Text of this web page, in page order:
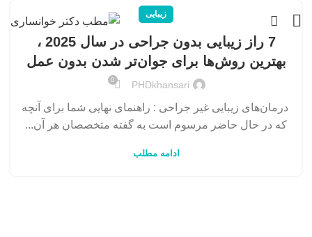
زیبایی
7 راز زیبایی بدون جراحی در سال 2025 ،
بهترین روش‌ها برای جوان‌تر شدن بدون عمل
PHDkhansari
0
درمان‌های زیبایی غیر جراحی : راهنمای نهایی شما برای آنچه
که در حال حاضر مرسوم است به گفته متخصصان هر آن...
ادامه مطلب